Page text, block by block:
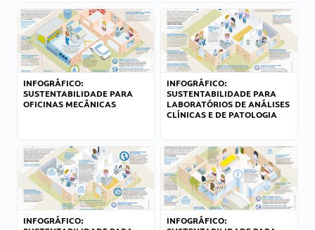
INFOGRÁFICO:
SUSTENTABILIDADE PARA
OFICINAS MECÂNICAS
INFOGRÁFICO:
SUSTENTABILIDADE PARA
LABORATÓRIOS DE ANÁLISES
CLÍNICAS E DE PATOLOGIA
INFOGRÁFICO:
INFOGRÁFICO: